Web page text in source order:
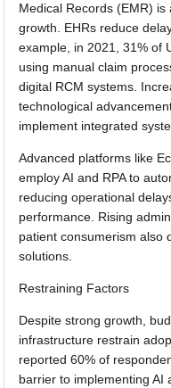
Medical Records (EMR)
growth. EHRs reduce
example, in 2021, 31% of
using manual claim
digital RCM systems.
technological
implement integrated
Advanced platforms like
employ AI and RPA to
reducing operational
performance. Rising
patient consumerism also
solutions.
Restraining Factors
Despite strong growth,
infrastructure restrain
reported 60% of
barrier to implementing AI